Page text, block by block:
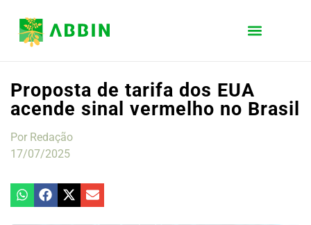
Proposta de tarifa dos EUA
acende sinal vermelho no Brasil
Por Redação
17/07/2025